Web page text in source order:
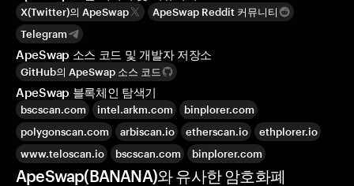
X(Twitter)의 ApeSwap
ApeSwap Reddit 커뮤니티
Telegram
ApeSwap 소스 코드 및 개발자 저장소
GitHub의 ApeSwap 소스 코드
ApeSwap 블록체인 탐색기
bscscan.com intel.arkm.com
binplorer.com
polygonscan.com
arbiscan.io etherscan.io
ethplorer.io
www.teloscan.io
bscscan.com binplorer.com
ApeSwap(BANANA)와 유사한 암호화폐